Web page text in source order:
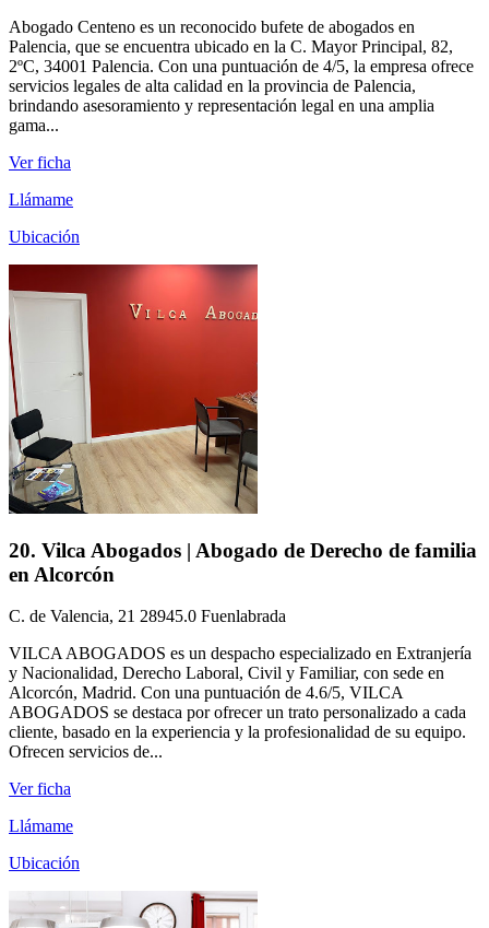
Abogado Centeno es un reconocido bufete de abogados en
Palencia, que se encuentra ubicado en la C. Mayor Principal, 82,
2ºC, 34001 Palencia. Con una puntuación de 4/5, la empresa ofrece
servicios legales de alta calidad en la provincia de Palencia,
brindando asesoramiento y representación legal en una amplia
gama...
Ver ficha
Llámame
Ubicación
20. Vilca Abogados | Abogado de Derecho de familia
en Alcorcón
C. de Valencia, 21 28945.0 Fuenlabrada
VILCA ABOGADOS es un despacho especializado en Extranjería
y Nacionalidad, Derecho Laboral, Civil y Familiar, con sede en
Alcorcón, Madrid. Con una puntuación de 4.6/5, VILCA
ABOGADOS se destaca por ofrecer un trato personalizado a cada
cliente, basado en la experiencia y la profesionalidad de su equipo.
Ofrecen servicios de...
Ver ficha
Llámame
Ubicación